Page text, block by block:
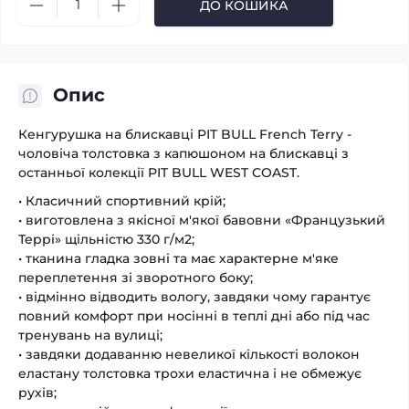
ДО КОШИКА
Опис
Кенгурушка на блискавці PIT BULL French Terry -
чоловіча толстовка з капюшоном на блискавці з
останньої колекції PIT BULL WEST COAST.
• Класичний спортивний крій;
• виготовлена ​​з якісної м'якої бавовни «Французький
Террі» щільністю 330 г/м2;
• тканина гладка зовні та має характерне м'яке
переплетення зі зворотного боку;
• відмінно відводить вологу, завдяки чому гарантує
повний комфорт при носінні в теплі дні або під час
тренувань на вулиці;
• завдяки додаванню невеликої кількості волокон
еластану толстовка трохи еластична і не обмежує
рухів;